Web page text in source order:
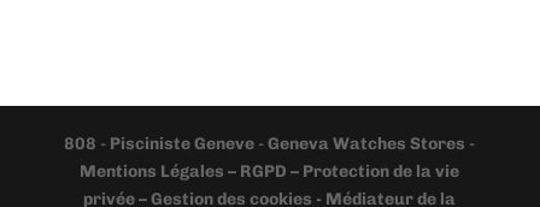
808 - Pisciniste Geneve -Geneva Watches Stores -
Mentions Légales – RGPD – Protection de la vie
privée – Gestion des cookies - Médiateur de la